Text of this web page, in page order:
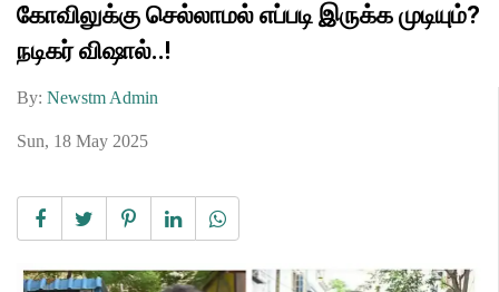
கோவிலுக்கு செல்லாமல் எப்படி இருக்க முடியும்?
நடிகர் விஷால்..!
By: Newstm Admin
Sun, 18 May 2025